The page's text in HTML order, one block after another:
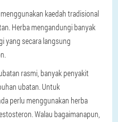
kaedah tradisional
Herba mengandungi banyak
yang secara langsung
rasmi, banyak penyakit
ubatan. Untuk
perlu menggunakan herba
Walau bagaimanapun,